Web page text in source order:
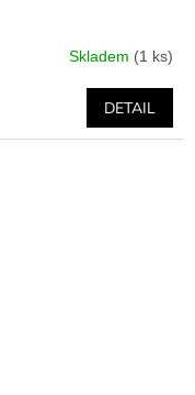
Skladem (1 ks)
DETAIL